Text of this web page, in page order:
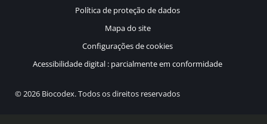
© 2026 Biocodex. Todos os direitos reservados
Política de proteção de dados
Mapa do site
Configurações de cookies
Acessibilidade digital : parcialmente em conformidade